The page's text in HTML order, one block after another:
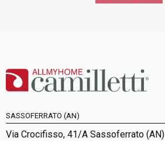
SASSOFERRATO (AN)
Via Crocifisso, 41/A Sassoferrato (AN)